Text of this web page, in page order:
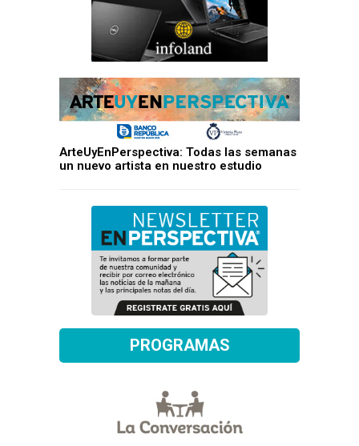
ArteUyEnPerspectiva: Todas las semanas
un nuevo artista en nuestro estudio
PROGRAMAS